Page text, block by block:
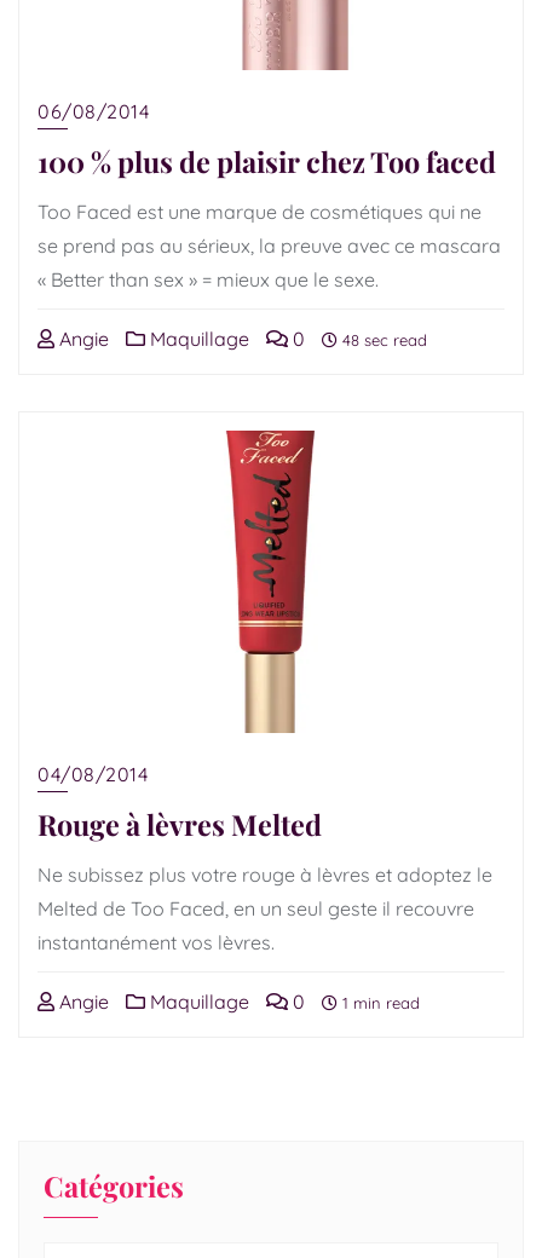
06/08/2014
100 % plus de plaisir chez Too faced
Too Faced est une marque de cosmétiques qui ne
se prend pas au sérieux, la preuve avec ce mascara
« Better than sex » = mieux que le sexe.
Angie Maquillage 0 48 sec read
04/08/2014
Rouge à lèvres Melted
Ne subissez plus votre rouge à lèvres et adoptez le
Melted de Too Faced, en un seul geste il recouvre
instantanément vos lèvres.
Angie Maquillage 0 1 min read
Catégories